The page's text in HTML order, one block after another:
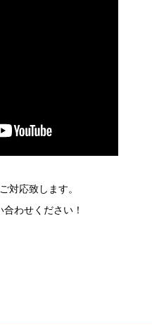
対応致します。
わせください！